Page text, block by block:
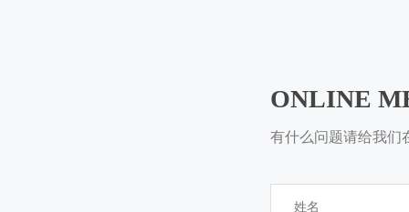
ONLINE
有什么问题请给我们